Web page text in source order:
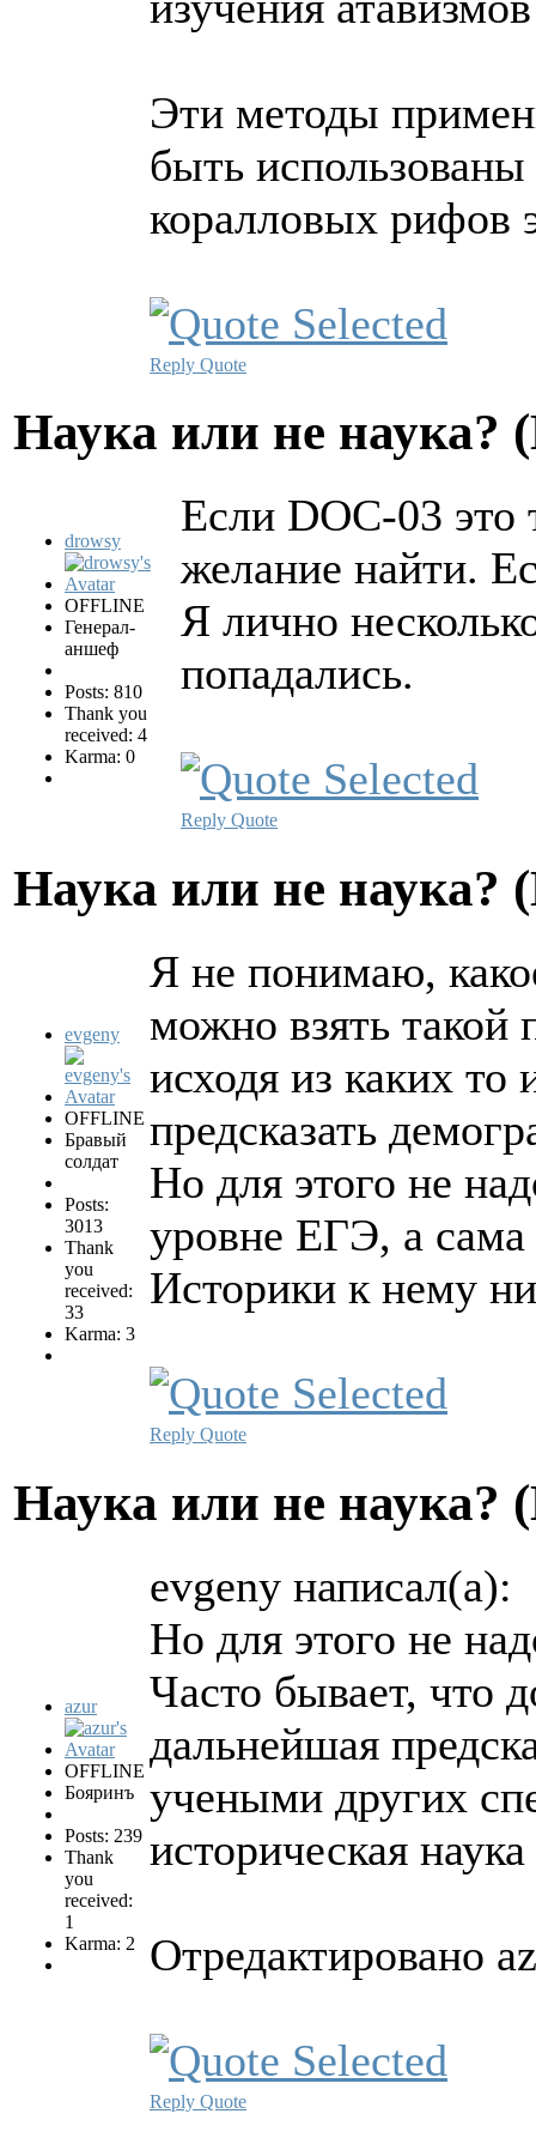
Эти методы
быть
коралловых рифов
Reply Quote
Hаука или не наука?
drowsy
OFFLINE
Генерал-
аншеф
Posts: 810
Thank you
received: 4
Karma: 0
Если DOC-03
желание найти.
Я лично
попадались.
Reply Quote
Hаука или не наука?
evgeny
OFFLINE
Бравый
солдат
Posts:
3013
Thank
you
received:
33
Karma: 3
Я не понимаю,
можно взять такой
исходя из каких
предсказать
Но для этого не
уровне ЕГЭ, а сама
Историки к нему
Reply Quote
Hаука или не наука?
azur
OFFLINE
Бояринъ
Posts: 239
Thank
you
received:
1
Karma: 2
evgeny написал(а):
Но для этого не
Часто бывает, что
дальнейшая
учеными других
историческая
Отредактировано
Reply Quote